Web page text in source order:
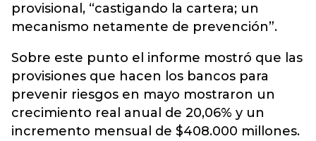
provisional, “castigando la cartera; un
mecanismo netamente de prevención”.
Sobre este punto el informe mostró que las
provisiones que hacen los bancos para
prevenir riesgos en mayo mostraron un
crecimiento real anual de 20,06% y un
incremento mensual de $408.000 millones.